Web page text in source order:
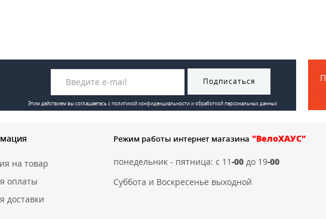
Подписаться
Этим действием вы соглашаетесь сполитикой конфиденциальности и обработкой персональных данных
на товар
оплаты
доставки
Режим работы интернет магазина "ВелоХАУС"
понедельник - пятница: с 11-00 до 19-00
Суббота и Воскресенье выходной